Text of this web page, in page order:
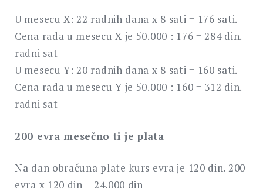
U mesecu X: 22 radnih dana x 8 sati = 176 sati.
Cena rada u mesecu X je 50.000 : 176 = 284 din.
radni sat
U mesecu Y: 20 radnih dana x 8 sati = 160 sati.
Cena rada u mesecu Y je 50.000 : 160 = 312 din.
radni sat
200 evra mesečno ti je plata
Na dan obračuna plate kurs evra je 120 din. 200
evra x 120 din = 24.000 din